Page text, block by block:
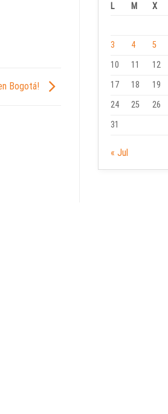
Bogotá!
L M X
3
4 5
10
11 12
17
18 19
24
25 26
31
« Jul